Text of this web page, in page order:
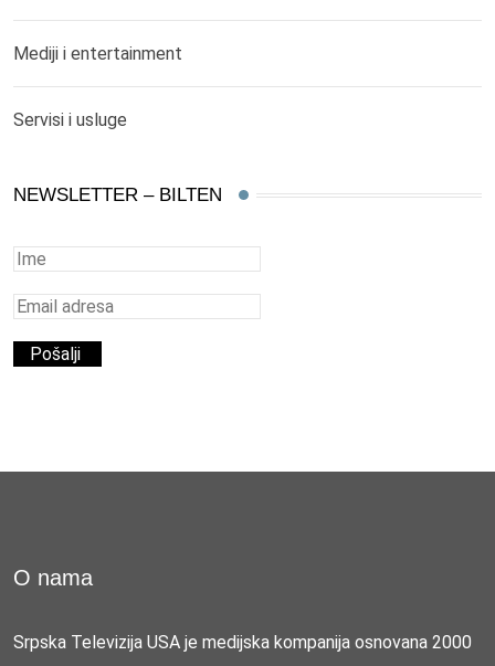
Mediji i entertainment
Servisi i usluge
NEWSLETTER – BILTEN
O nama
Srpska Televizija USA je medijska kompanija osnovana 2000